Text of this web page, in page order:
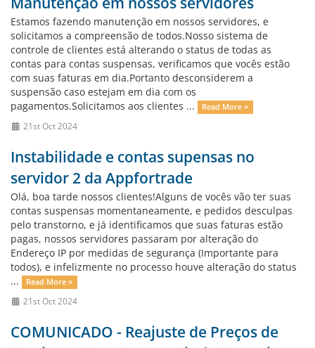
Estamos fazendo manutenção em nossos servidores, e
solicitamos a compreensão de todos.Nosso sistema de
controle de clientes está alterando o status de todas as
contas para contas suspensas, verificamos que vocês estão
com suas faturas em dia.Portanto desconsiderem a
suspensão caso estejam em dia com os
pagamentos.Solicitamos aos clientes ...
Read More »
21st Oct 2024
Instabilidade e contas supensas no
servidor 2 da Appfortrade
Olá, boa tarde nossos clientes!Alguns de vocês vão ter suas
contas suspensas momentaneamente, e pedidos desculpas
pelo transtorno, e já identificamos que suas faturas estão
pagas, nossos servidores passaram por alteração do
Endereço IP por medidas de segurança (Importante para
todos), e infelizmente no processo houve alteração do status
...
Read More »
21st Oct 2024
COMUNICADO - Reajuste de Preços de